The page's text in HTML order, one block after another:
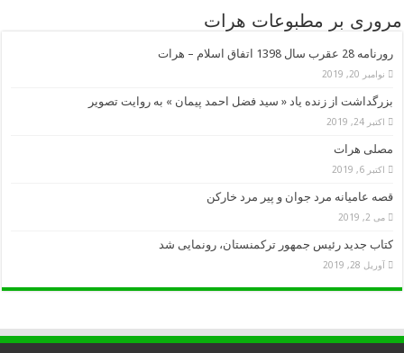
مروری بر مطبوعات هرات
رورنامه 28 عقرب سال 1398 اتفاق اسلام – هرات
نوامبر 20, 2019
بزرگداشت از زنده یاد « سید فضل احمد پیمان » به روایت تصویر
اکتبر 24, 2019
مصلی هرات
اکتبر 6, 2019
قصه عامیانه مرد جوان و پیر مرد خارکن
می 2, 2019
کتاب جدید رئیس جمهور ترکمنستان، رونمایی شد
آوریل 28, 2019